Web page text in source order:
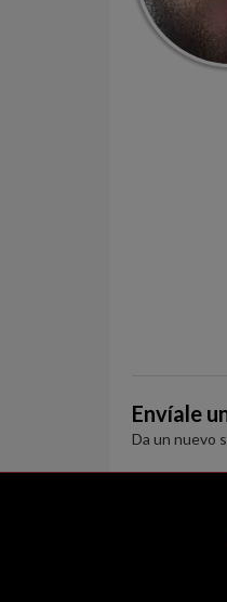
Envíale
Da un nuevo